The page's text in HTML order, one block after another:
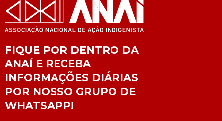
FIQUE POR DENTRO DA
ANAÍ E RECEBA
INFORMAÇÕES DIÁRIAS
POR NOSSO GRUPO DE
WHATSAPP!